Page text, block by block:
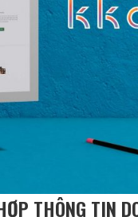
THÔNG TIN